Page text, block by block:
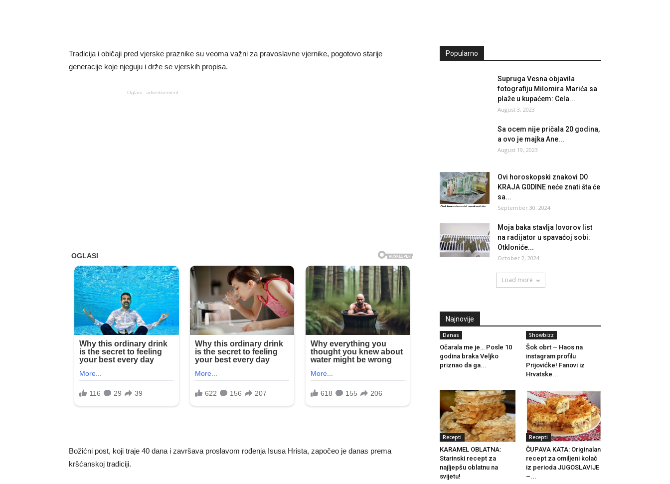
Tradicija i običaji pred vjerske praznike su veoma važni za pravoslavne vjernike, pogotovo starije
generacije koje njeguju i drže se vjerskih propisa.
Oglasi - advertisement
Božićni post, koji traje 40 dana i završava proslavom rođenja Isusa Hrista, započeo je danas prema
kršćanskoj tradiciji.
Popularno
Supruga Vesna objavila
fotografiju Milomira Marića sa
plaže u kupaćem: Cela...
August 3, 2023
Sa ocem nije pričala 20 godina,
a ovo je majka Ane...
August 19, 2023
Ovi horoskopski znakovi D0
KRAJA G0DINE neće znati šta će
sa...
September 30, 2024
Moja baka stavlja lovorov list
na radijator u spavaćoj sobi:
Otkloniće...
October 2, 2024
Load more
Najnovije
Danas
Očarala me je… Posle 10
godina braka Veljko
priznao da ga...
Showbizz
Šok obrt – Haos na
instagram profilu
Prijovićke! Fanovi iz
Hrvatske...
Recepti
KARAMEL OBLATNA:
Starinski recept za
najljepšu oblatnu na
svijetu!
Recepti
ČUPAVA KATA: Originalan
recept za omiljeni kolač
iz perioda JUGOSLAVIJE
–...